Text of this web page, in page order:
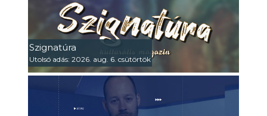
Szignatúra
Utolsó adás: 2026. aug. 6. csütörtök